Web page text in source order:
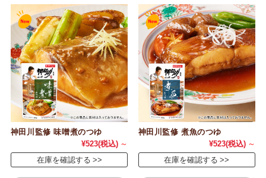
神田川監修 味噌煮のつゆ
¥523(税込) ～
在庫を確認する
神田川監修 煮魚のつゆ
¥523(税込) ～
在庫を確認する